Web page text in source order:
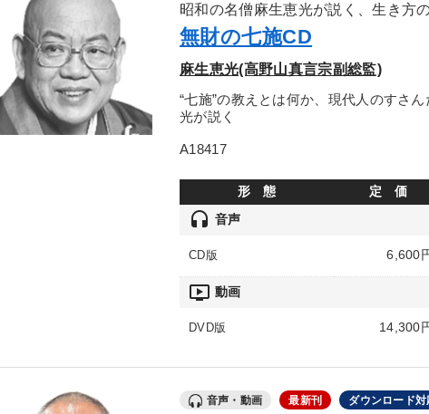
昭和の名僧麻生恵光が説く、生き方
無財の七施CD
麻生恵光(高野山真言宗副総監)
“七施”の教えとは何か、現代人のすさ
光が説く
A18417
形 態 定 価
headset 音声
CD版 6,600
ondemand_video 動画
DVD版 14,300
音声・動画 最新刊 ダウンロード対